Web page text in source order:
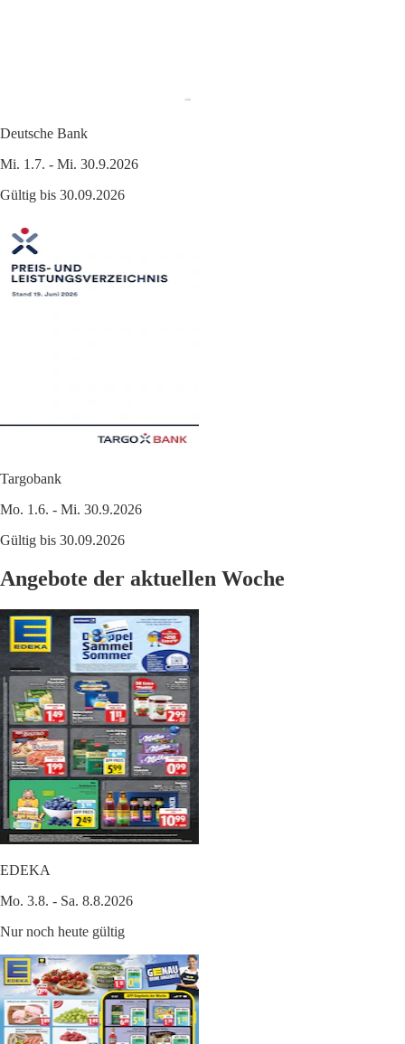
Deutsche Bank
Mi. 1.7. - Mi. 30.9.2026
Gültig bis 30.09.2026
Targobank
Mo. 1.6. - Mi. 30.9.2026
Gültig bis 30.09.2026
Angebote der aktuellen Woche
EDEKA
Mo. 3.8. - Sa. 8.8.2026
Nur noch heute gültig